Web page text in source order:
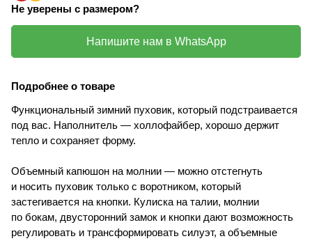
Не уверены с размером?
Напишите нам в WhatsApp
Подробнее о товаре
Функциональный зимний пуховик, который подстраивается
под вас. Наполнитель — холлофайбер, хорошо держит
тепло и сохраняет форму.
Объемный капюшон на молнии — можно отстегнуть
и носить пуховик только с воротником, который
застегивается на кнопки. Кулиска на талии, молнии
по бокам, двусторонний замок и кнопки дают возможность
регулировать и трансформировать силуэт, а объемные